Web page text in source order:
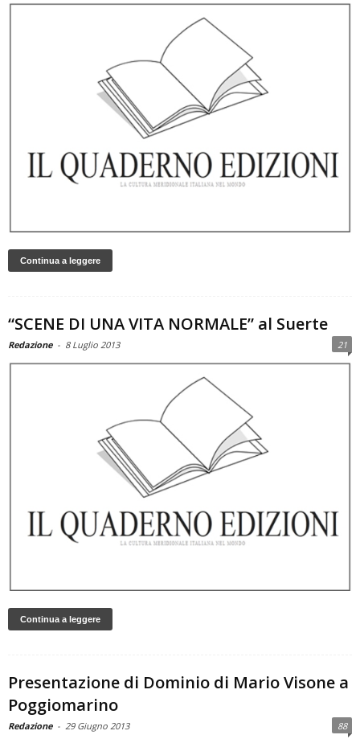
Continua a leggere
“SCENE DI UNA VITA NORMALE” al Suerte
Redazione - 8 Luglio 2013 21
Continua a leggere
Presentazione di Dominio di Mario Visone a
Poggiomarino
Redazione - 29 Giugno 2013 88